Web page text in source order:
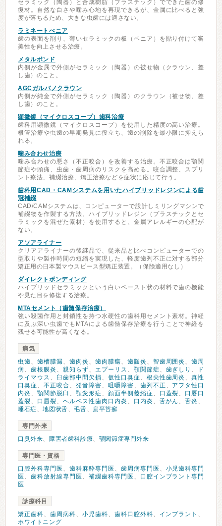
セラミック（陶器）と合成樹脂（プラスチック）でできた歯の修
復材。自然な白さや噛み心地を再現できるが、金属に比べると強
度が落ちるため、大きな虫歯には適さない。
ラミネートべニア
歯の表面を削り、薄いセラミックの板（ベニア）を貼り付けて審
美性を向上させる治療。
メタルボンド
内側が金属で外側がセラミック（陶器）の被せ物（クラウン、差
し歯）のこと。
AGCガルバノクラウン
内側が純金で外側がセラミック（陶器）のクラウン（被せ物、差
し歯）のこと。
顕微鏡（マイクロスコープ）歯科治療
歯科用顕微鏡（マイクロスコープ）を使用した精度の高い治療。
根管治療や虫歯の早期発見に役立ち、歯の削除を最小限に抑えら
れる。
噛み合わせ治療
噛み合わせの悪さ（不正咬合）を改善する治療。不正咬合は顎関
節症や頭痛、虫歯・歯周病のリスクを高める。咬合調整、スプリ
ント療法、補綴治療、矯正治療などを症状に応じて行う。
歯科用CAD・CAMシステムを用いたハイブリッドレジンによる歯
冠補綴
CAD/CAMシステムは、コンピューターで設計しミリングマシンで
補綴物を作製する方法。ハイブリッドレジン（プラスチックとセ
ラミックを混ぜた素材）を使用すると、金属アレルギーの心配が
ない。
アソアライナー
クリアアライナーの後継品で、従来品と比べコンピューターでの
型取りや製作時間の短縮を実現した、軽度歯列不正に対する部分
矯正用の日本製マウスピース型矯正装置。（保険適用なし）
ダイレクトボンディング
ハイブリッドセラミックという白いペースト状の材料で歯の機能
や見た目を修復する治療。
MTAセメント（歯髄保存治療）
強い殺菌作用と封鎖性を持つ水硬性の歯科用セメント素材。神経
に及ぶ深い虫歯でもMTAによる歯髄保存治療を行うことで神経を
残せる可能性が高くなる。
病気
虫歯、 歯槽膿漏、 歯肉炎 、 歯肉膿瘍、 歯髄炎 、 智歯周囲炎 、歯周
病、 歯根膜炎 、 親知らず、 エプーリス 、 顎関節症、 歯ぎしり 、
ド
ライマウス 、 臼歯部中間欠損 、 仮性口臭症、 根尖性歯周炎 、真性
口臭症、 不正咬合、 発音障害、 咀嚼障害、 歯列不正 、 アフタ性口
内炎 、 顎関節脱臼 、 顎変形症、 顔面半側萎縮症、 口蓋裂、 口唇口
蓋裂、 口唇裂、 ヘルペス性歯肉口内炎 、 口内炎 、 舌がん 、舌炎 、
唾石症、地図状舌、毛舌、 扁平苔癬
専門外来
口臭外来、 障害者歯科診療、 顎関節症専門外来
専門医・資格
口腔外科専門医 、 歯科麻酔専門医 、 歯周病専門医 、 小児歯科専門
医 、 歯科放射線専門医 、 補綴歯科専門医 、 口腔インプラント専門
医
診療科目
矯正歯科、 歯周病科、 小児歯科、 歯科口腔外科、 インプラント 、
ホワイトニング